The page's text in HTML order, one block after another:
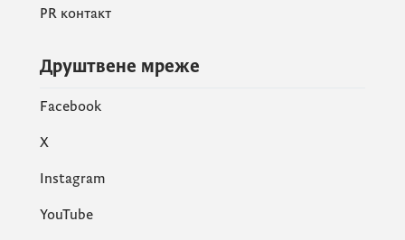
PR контакт
Друштвене мреже
Facebook
X
Instagram
YouTube